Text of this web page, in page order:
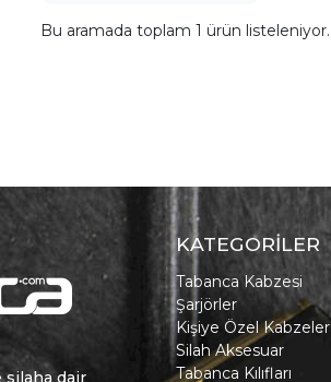
Bu aramada toplam 1 ürün listeleniyor.
silaha dair
KATEGORİLER
Tabanca Kabzesi
Şarjörler
Kişiye Özel Kabzeler
Silah Aksesuar
Tabanca Kılıfları